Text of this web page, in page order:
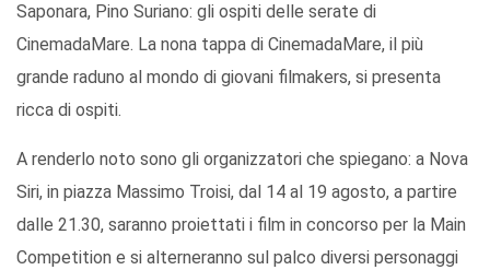
Saponara, Pino Suriano: gli ospiti delle serate di
CinemadaMare. La nona tappa di CinemadaMare, il più
grande raduno al mondo di giovani filmakers, si presenta
ricca di ospiti.
A renderlo noto sono gli organizzatori che spiegano: a Nova
Siri, in piazza Massimo Troisi, dal 14 al 19 agosto, a partire
dalle 21.30, saranno proiettati i film in concorso per la Main
Competition e si alterneranno sul palco diversi personaggi